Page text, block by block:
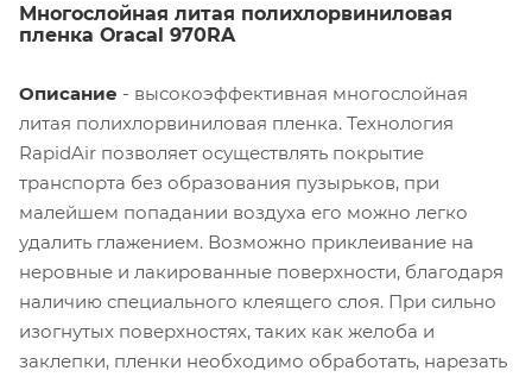
Многослойная литая полихлорвиниловая
пленка Oracal 970RA
Описание - высокоэффективная многослойная
литая полихлорвиниловая пленка. Технология
RapidAir позволяет осуществлять покрытие
транспорта без образования пузырьков, при
малейшем попадании воздуха его можно легко
удалить глажением. Возможно приклеивание на
неровные и лакированные поверхности, благодаря
наличию специального клеящего слоя. При сильно
изогнутых поверхностях, таких как желоба и
заклепки, пленки необходимо обработать, нарезать